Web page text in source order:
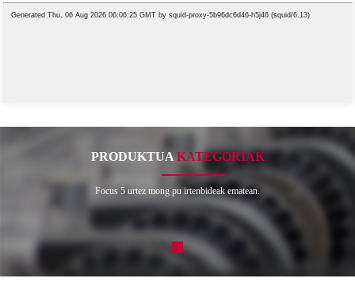
PRODUKTUA KATEGORIAK
Focus 5 urtez mong pu irtenbideak ematean.